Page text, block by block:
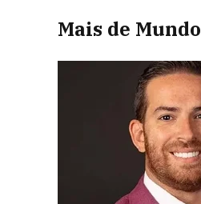
Mais de Mundo